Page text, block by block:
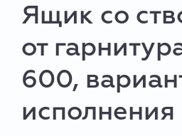
Ящик со
от
600,
исполнения